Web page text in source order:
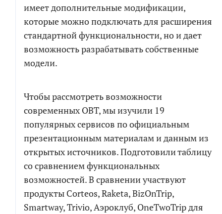
имеет дополнительные модификации,
которые можно подключать для расширения
стандартной функциональности, но и дает
возможность разрабатывать собственные
модели.
Чтобы рассмотреть возможности
современных OBT, мы изучили 19
популярных сервисов по официальным
презентационным материалам и данным из
открытых источников. Подготовили таблицу
со сравнением функциональных
возможностей. В сравнении участвуют
продукты Corteos, Raketa, BizOnTrip,
Smartway, Trivio, Аэроклуб, OneTwoTrip для
СКАЧАТЬ ФАЙЛ